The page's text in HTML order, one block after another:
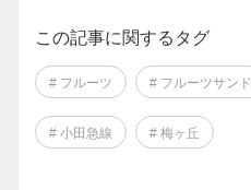
この記事に関するタグ
# フルーツ # フルーツサンド
# 小田急線 # 梅ヶ丘